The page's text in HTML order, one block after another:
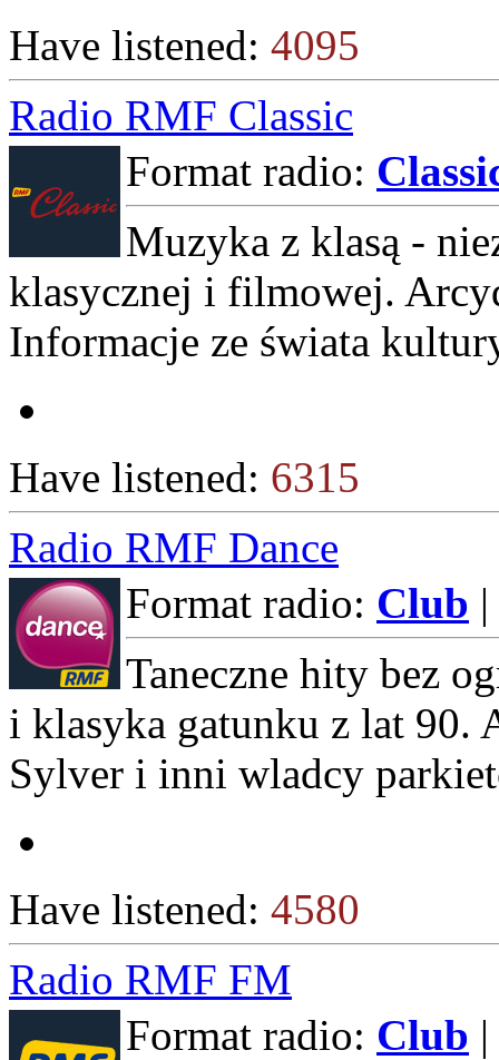
Have listened: 4095
Radio RMF Classic
Format radio:
Muzyka z klasą -
klasycznej i filmowej.
Informacje ze świata
Have listened: 6315
Radio RMF Dance
Format radio: Club
Taneczne hity bez
i klasyka gatunku z lat 90.
Sylver i inni wladcy
Have listened: 4580
Radio RMF FM
Format radio: Club